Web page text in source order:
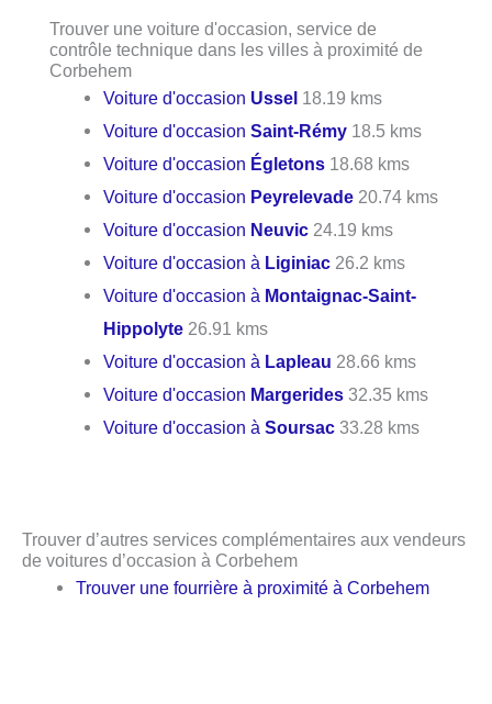
Trouver une voiture d'occasion, service de
contrôle technique dans les villes à proximité de
Corbehem
Voiture d'occasion Ussel 18.19 kms
Voiture d'occasionSaint-Rémy 18.5 kms
Voiture d'occasion Égletons 18.68 kms
Voiture d'occasion Peyrelevade 20.74 kms
Voiture d'occasion Neuvic 24.19 kms
Voiture d'occasion à Liginiac 26.2 kms
Voiture d'occasion à Montaignac-Saint-
Hippolyte 26.91 kms
Voiture d'occasion à Lapleau 28.66 kms
Voiture d'occasion Margerides 32.35 kms
Voiture d'occasion àSoursac 33.28 kms
Trouver d’autres services complémentaires aux vendeurs
de voitures d’occasion à Corbehem
Trouver une fourrière à proximité à Corbehem